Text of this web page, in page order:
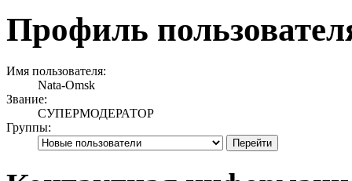
Профиль
Имя пользователя:
Nata-Omsk
Звание:
СУПЕРМОДЕРАТОР
Группы: